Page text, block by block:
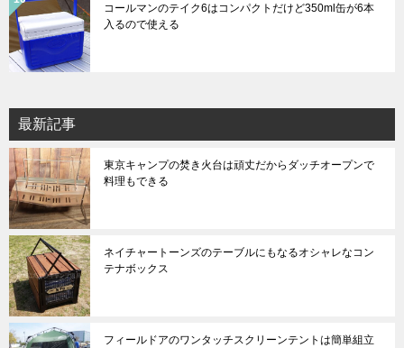
コールマンのテイク6はコンパクトだけど350ml缶が6本
入るので使える
最新記事
東京キャンプの焚き火台は頑丈だからダッチオープンで
料理もできる
ネイチャートーンズのテーブルにもなるオシャレなコン
テナボックス
フィールドアのワンタッチスクリーンテントは簡単組立